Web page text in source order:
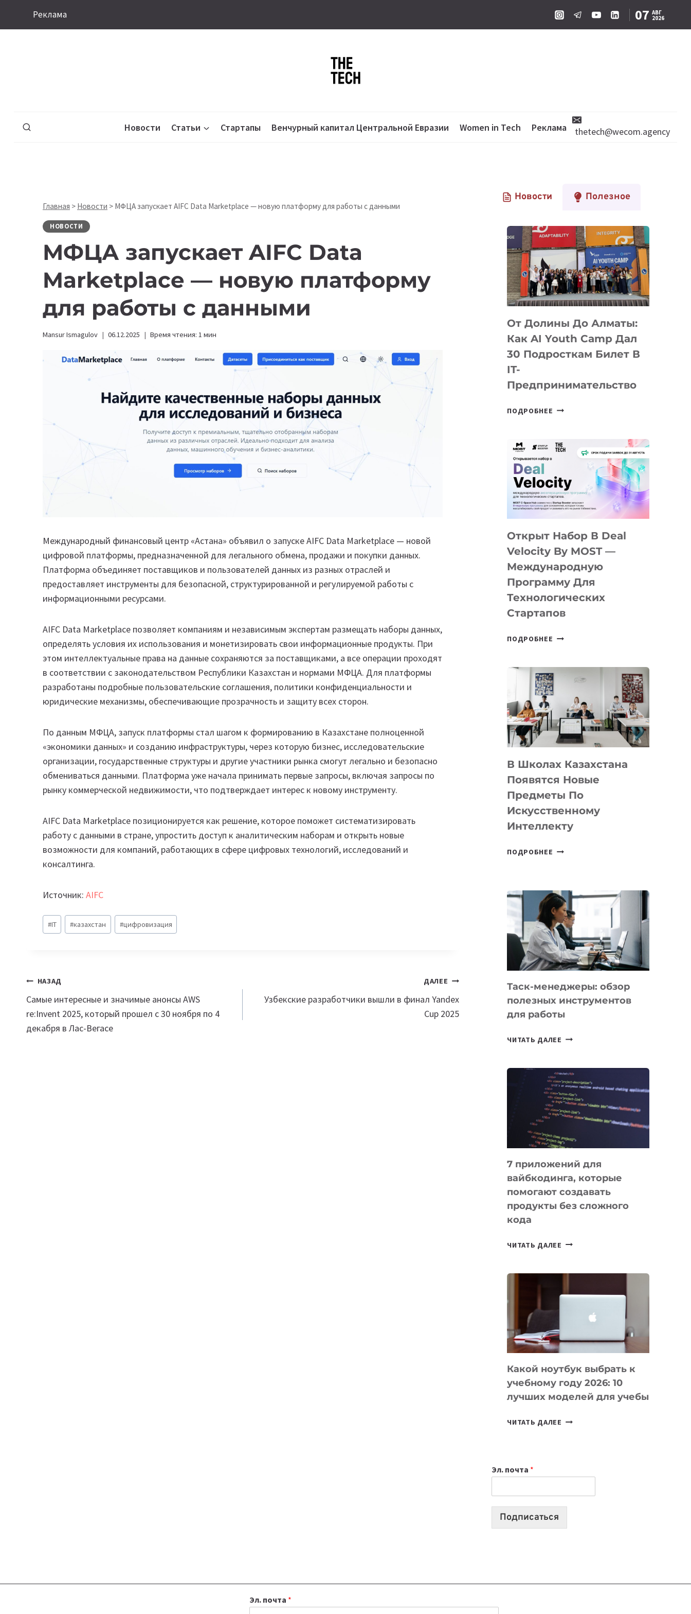
Реклама 07 АВГ
2026
Новости Статьи Стартапы Венчурный капитал Центральной Евразии Women in Tech Реклама thetech@wecom.agency
Главная > Новости > МФЦА запускает AIFC Data Marketplace — новую платформу для работы с данными
НОВОСТИ
МФЦА запускает AIFC Data
Marketplace — новую платформу
для работы с данными
Mansur Ismagulov 06.12.2025 Время чтения: 1 мин
Международный финансовый центр «Астана» объявил о запуске AIFC Data Marketplace — новой
цифровой платформы, предназначенной для легального обмена, продажи и покупки данных.
Платформа объединяет поставщиков и пользователей данных из разных отраслей и
предоставляет инструменты для безопасной, структурированной и регулируемой работы с
информационными ресурсами.
AIFC Data Marketplace позволяет компаниям и независимым экспертам размещать наборы данных,
определять условия их использования и монетизировать свои информационные продукты. При
этом интеллектуальные права на данные сохраняются за поставщиками, а все операции проходят
в соответствии с законодательством Республики Казахстан и нормами МФЦА. Для платформы
разработаны подробные пользовательские соглашения, политики конфиденциальности и
юридические механизмы, обеспечивающие прозрачность и защиту всех сторон.
По данным МФЦА, запуск платформы стал шагом к формированию в Казахстане полноценной
«экономики данных» и созданию инфраструктуры, через которую бизнес, исследовательские
организации, государственные структуры и другие участники рынка смогут легально и безопасно
обмениваться данными. Платформа уже начала принимать первые запросы, включая запросы по
рынку коммерческой недвижимости, что подтверждает интерес к новому инструменту.
AIFC Data Marketplace позиционируется как решение, которое поможет систематизировать
работу с данными в стране, упростить доступ к аналитическим наборам и открыть новые
возможности для компаний, работающих в сфере цифровых технологий, исследований и
консалтинга.
Источник: AIFC
Метки
записи:
#IT #казахстан #цифровизация
Навигация
по
записям
НАЗАД
Самые интересные и значимые анонсы AWS
re:Invent 2025, который прошел с 30 ноября по 4
декабря в Лас-Вегасе
ДАЛЕЕ
Узбекские разработчики вышли в финал Yandex
Cup 2025
Новости Полезное
От Долины До Алматы:
Как AI Youth Camp Дал
30 Подросткам Билет В
IT-
Предпринимательство
ПОДРОБНЕЕ ОТ
АЛМАТЫ:
YOUTH
CAMP
ДАЛ
ПОДРОСТКАМ
БИЛЕТ
IT-
ПРЕДПРИНИМАТЕЛЬСТВО
Открыт Набор В Deal
Velocity By MOST —
Международную
Программу Для
Технологических
Стартапов
ПОДРОБНЕЕ ОТКРЫТ
DEAL
VELOCITY
MOST
—
МЕЖДУНАРОДНУЮ
ДЛЯ
ТЕХНОЛОГИЧЕСКИХ
СТАРТАПОВ
В Школах Казахстана
Появятся Новые
Предметы По
Искусственному
Интеллекту
ПОДРОБНЕЕ
НОВЫЕ
ПРЕДМЕТЫ
ПО
ИСКУССТВЕННОМУ
ИНТЕЛЛЕКТУ
Таск-менеджеры: обзор
полезных инструментов
для работы
ЧИТАТЬ ДАЛЕЕ ТАСК-
ПОЛЕЗНЫХ
ИНСТРУМЕНТОВ
ДЛЯ
РАБОТЫ
7 приложений для
вайбкодинга, которые
помогают создавать
продукты без сложного
кода
ЧИТАТЬ ДАЛЕЕ
КОТОРЫЕ
СОЗДАВАТЬ
БЕЗ
КОДА
Какой ноутбук выбрать к
учебному году 2026: 10
лучших моделей для учебы
ЧИТАТЬ ДАЛЕЕ КАКОЙ
2026:
10
Эл. почта *
Подписаться
Эл. почта *